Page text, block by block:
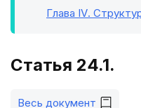
Глава IV.
Статья 24.1.
Весь документ